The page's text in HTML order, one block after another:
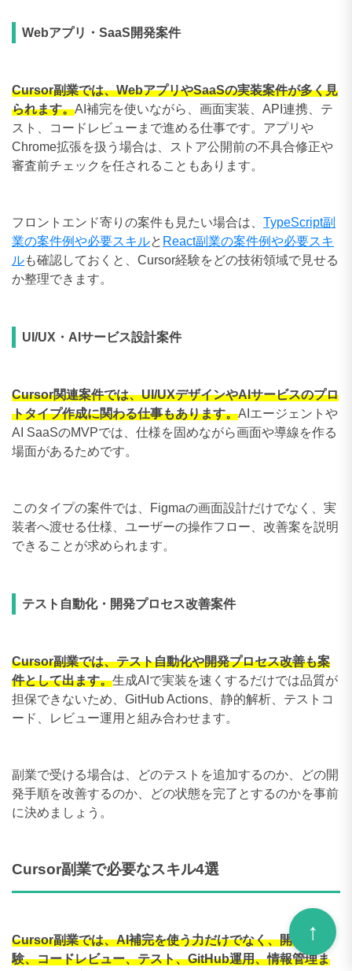
Webアプリ・SaaS開発案件
Cursor副業では、WebアプリやSaaSの実装案件が多く見
られます。AI補完を使いながら、画面実装、API連携、テ
スト、コードレビューまで進める仕事です。アプリや
Chrome拡張を扱う場合は、ストア公開前の不具合修正や
審査前チェックを任されることもあります。
フロントエンド寄りの案件も見たい場合は、 TypeScript副
業の案件例や必要スキルと React副業の案件例や必要スキ
ルも確認しておくと、Cursor経験をどの技術領域で見せる
か整理できます。
UI/UX・AIサービス設計案件
Cursor関連案件では、UI/UXデザインやAIサービスのプロ
トタイプ作成に関わる仕事もあります。AIエージェントや
AI SaaSのMVPでは、仕様を固めながら画面や導線を作る
場面があるためです。
このタイプの案件では、Figmaの画面設計だけでなく、実
装者へ渡せる仕様、ユーザーの操作フロー、改善案を説明
できることが求められます。
テスト自動化・開発プロセス改善案件
Cursor副業では、テスト自動化や開発プロセス改善も案
件として出ます。生成AIで実装を速くするだけでは品質が
担保できないため、GitHub Actions、静的解析、テストコ
ード、レビュー運用と組み合わせます。
副業で受ける場合は、どのテストを追加するのか、どの開
発手順を改善するのか、どの状態を完了とするのかを事前
に決めましょう。
Cursor副業で必要なスキル4選
Cursor副業では、AI補完を使う力だけでなく、開発経
験、コードレビュー、テスト、GitHub運用、情報管理ま